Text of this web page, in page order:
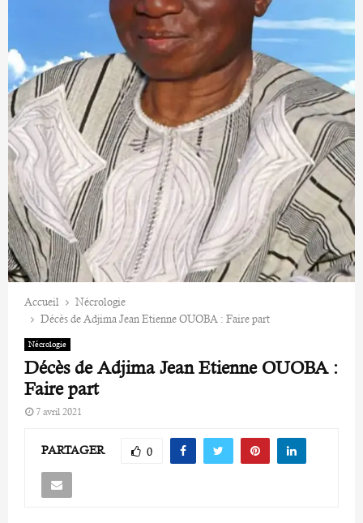
Accueil
Nécrologie
Décès de Adjima Jean Etienne OUOBA : Faire part
Nécrologie
Décès de Adjima Jean Etienne OUOBA :
Faire part
7 avril 2021
PARTAGER 0